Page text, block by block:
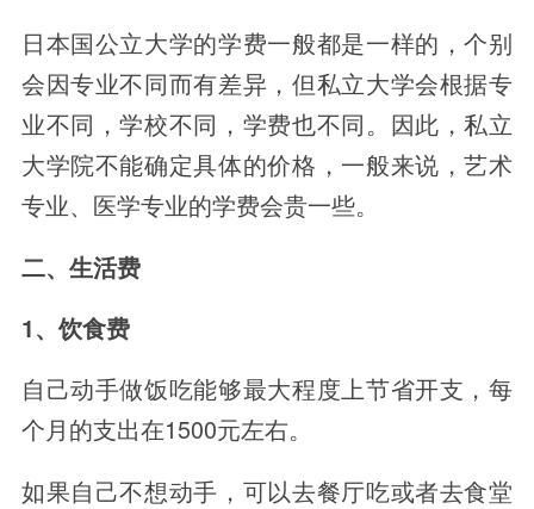
日本国公立大学的学费一般都是一样的，个别
会因专业不同而有差异，但私立大学会根据专
业不同，学校不同，学费也不同。因此，私立
大学院不能确定具体的价格，一般来说，艺术
专业、医学专业的学费会贵一些。
二、生活费
1、饮食费
自己动手做饭吃能够最大程度上节省开支，每
个月的支出在1500元左右。
如果自己不想动手，可以去餐厅吃或者去食堂